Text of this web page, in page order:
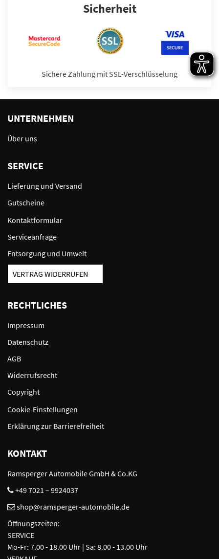
Sicherheit
Sichere Zahlung mit SSL-Verschlüsselung
UNTERNEHMEN
Über uns
SERVICE
Lieferung und Versand
Gutscheine
Kontaktformular
Serviceanfrage
Entsorgung und Umwelt
VERTRAG WIDERRUFEN
RECHTLICHES
Impressum
Datenschutz
AGB
Widerrufsrecht
Copyright
Cookie-Einstellungen
Erklärung zur Barrierefreiheit
KONTAKT
Ramsperger Automobile GmbH & Co.KG
+49 7021 – 9924037
shop@ramsperger-automobile.de
Öffnungszeiten:
SERVICE
Mo-Fr: 7.00 - 18.00 Uhr | Sa: 8.00 - 13.00 Uhr